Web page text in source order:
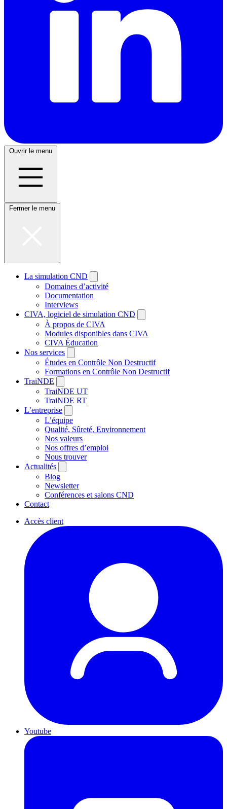
Ouvrir le menu
Fermer le menu
La simulation CND
Domaines d’activité
Documentation
Interviews
CIVA, logiciel de simulation CND
À propos de CIVA
Modules disponibles dans CIVA
CIVA Éducation
Nos services
Études en Contrôle Non Destructif
Formations en Contrôle Non Destructif
TraiNDE
TraiNDE UT
TraiNDE RT
L’entreprise
L’équipe
Qualité, Sûreté, Environnement
Nos valeurs
Nos offres d’emploi
Nous trouver
Actualités
Blog
Newsletter
Conférences et salons CND
Contact
Accès client
Youtube